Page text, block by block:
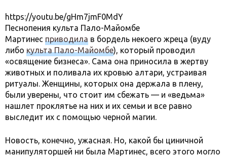
https://youtu.be/gHm7jmF0MdY
Песнопения культа Пало-Майомбе
Мартинес приводила в бордель некоего жреца (вуду
либо культа Пало-Майомбе), который проводил
«освящение бизнеса». Сама она приносила в жертву
животных и поливала их кровью алтари, устраивая
ритуалы. Женщины, которых она держала в плену,
были уверены, что стоит им сбежать — и «ведьма»
нашлет проклятье на них и их семьи и все равно
выследит их с помощью черной магии.
Новость, конечно, ужасная. Но, какой бы циничной
манипуляторшей ни была Мартинес, всего этого могло